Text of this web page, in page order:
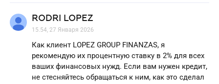
RODRI LOPEZ
15.54, 27 Января 2026
Как клиент LOPEZ GROUP FINANZAS, я
рекомендую их процентную ставку в 2% для всех
ваших финансовых нужд. Если вам нужен кредит,
не стесняйтесь обращаться к ним, как это сделал